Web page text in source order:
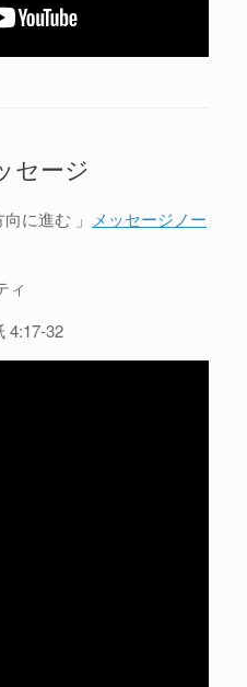
セージ
に進む 」 メッセージノー
ィ
4:17-32